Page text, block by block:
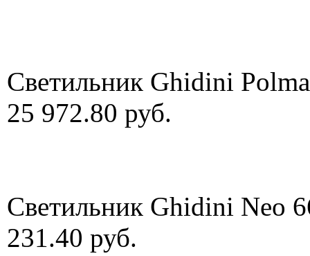
Светильник Ghidini
25 972.80 руб.
Светильник Ghidini Neo
231.40 руб.